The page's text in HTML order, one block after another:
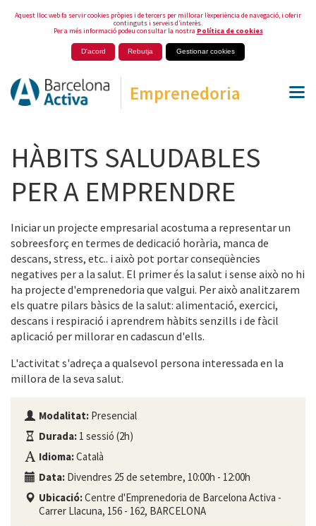
Aquest lloc web fa servir cookies pròpies i de tercers per millorar l’experiència de navegació, i oferir
continguts i serveis d’interès.
Per a més informació podeu consultar la nostra Política de cookies
D'acord Rebutja Gestionar cookies
Emprenedoria
HÀBITS SALUDABLES
PER A EMPRENDRE
Iniciar un projecte empresarial acostuma a representar un
sobreesforç en termes de dedicació horària, manca de
descans, stress, etc.. i això pot portar conseqüències
negatives per a la salut. El primer és la salut i sense això no hi
ha projecte d'emprenedoria que valgui. Per això analitzarem
els quatre pilars bàsics de la salut: alimentació, exercici,
descans i respiració i aprendrem hàbits senzills i de fàcil
aplicació per millorar en cadascun d'ells.
L'activitat s'adreça a qualsevol persona interessada en la
millora de la seva salut.
Modalitat: Presencial
Durada: 1 sessió (2h)
Idioma:Català
Data: Divendres 25 de setembre, 10:00h - 12:00h
Ubicació:Centre d'Emprenedoria de Barcelona Activa -
Carrer Llacuna, 156 - 162, BARCELONA